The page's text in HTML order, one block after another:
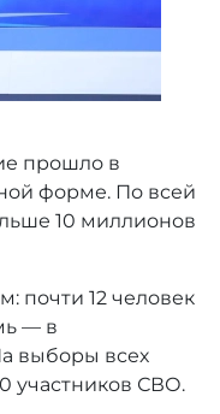
прошло в
форме. По всей
10 миллионов
почти 12 человек
— в
выборы всех
участников СВО.